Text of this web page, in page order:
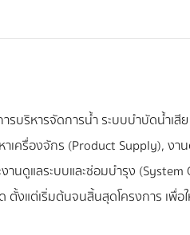
รบริหารจัดการน้ำ ระบบบำบัดน้ำเสี
ครื่องจักร (Product Supply), งา
านดูแลระบบและซ่อมบำรุง
ตั้งแต่เริ่มต้นจนสิ้นสุดโครงการ เพื่